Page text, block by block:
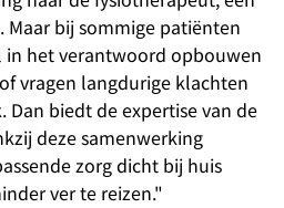
Maar bij sommige patiënten
het verantwoord opbouwen
vragen langdurige klachten
Dan biedt de expertise van de
deze samenwerking
zorg dicht bij huis
ver te reizen."